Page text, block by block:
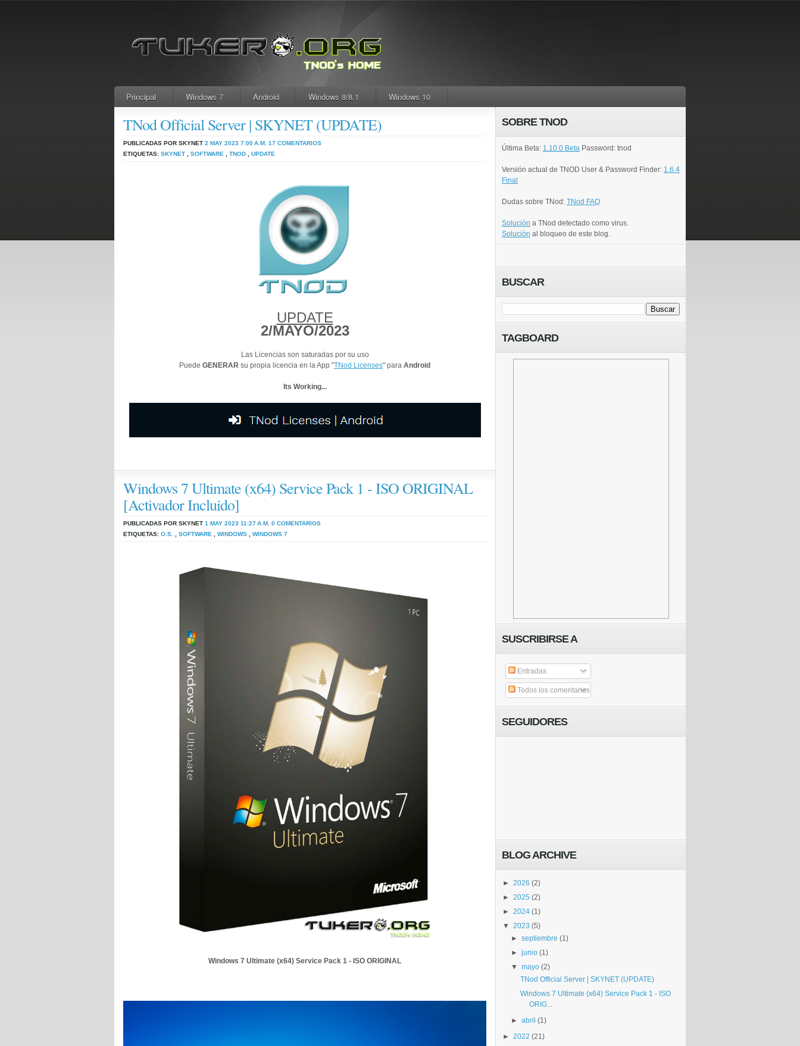
Principal Windows 7 Android Windows 8/8.1 Windows 10
TNod Official Server | SKYNET (UPDATE)
PUBLICADAS POR SKYNET 2 MAY 2023 7:00 A.M. 17 COMENTARIOS
ETIQUETAS: SKYNET SOFTWARE TNOD UPDATE
UPDATE
2/MAYO/2023
Las Licencias son saturadas por su uso
Puede GENERAR su propia licencia en la App "TNod Licenses" para Android
Its Working...
Windows 7 Ultimate (x64) Service Pack 1 - ISO ORIGINAL
[Activador Incluido]
PUBLICADAS POR SKYNET 1 MAY 2023 11:27 A.M. 0 COMENTARIOS
ETIQUETAS: O.S. SOFTWARE WINDOWS WINDOWS 7
Windows 7 Ultimate (x64) Service Pack 1 - ISO ORIGINAL
SOBRE TNOD
Última Beta: 1.10.0 Beta Password: tnod
Versión actual de TNOD User & Password Finder: 1.6.4
Final
Dudas sobre TNod: TNod FAQ
Solución a TNod detectado como virus.
Solución al bloqueo de este blog.
BUSCAR
TAGBOARD
SUSCRIBIRSE A
Entradas
Todos los comentarios
SEGUIDORES
BLOG ARCHIVE
► 2026 (2)
► 2025 (2)
► 2024 (1)
▼ 2023 (5)
►septiembre (1)
►junio (1)
▼mayo (2)
TNod Official Server | SKYNET (UPDATE)
Windows 7 Ultimate (x64) Service Pack 1 - ISO
ORIG...
►abril (1)
► 2022 (21)